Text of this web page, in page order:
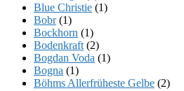
Blue Christie (1)
Bobr(1)
Bockhorn (1)
Bodenkraft (2)
Bogdan Voda (1)
Bogna (1)
Böhms Allerfrüheste Gelbe (2)